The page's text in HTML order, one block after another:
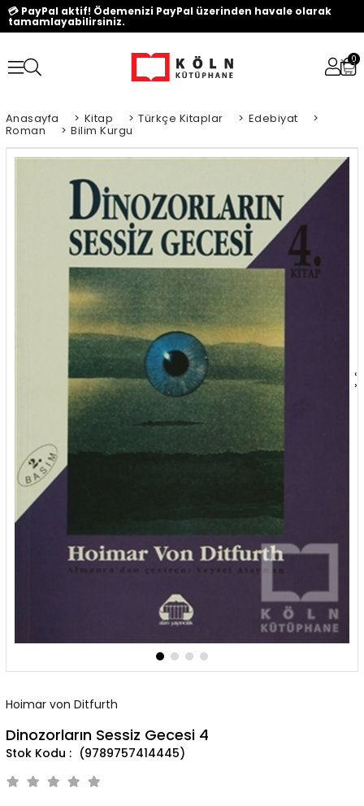
💳 PayPal aktif! Ödemenizi PayPal üzerinden havale olarak
tamamlayabilirsiniz.
0
Anasayfa > Kitap > Türkçe Kitaplar > Edebiyat >
Roman > Bilim Kurgu
‹
›
Hoimar von Ditfurth
Dinozorların Sessiz Gecesi 4
(9789757414445)